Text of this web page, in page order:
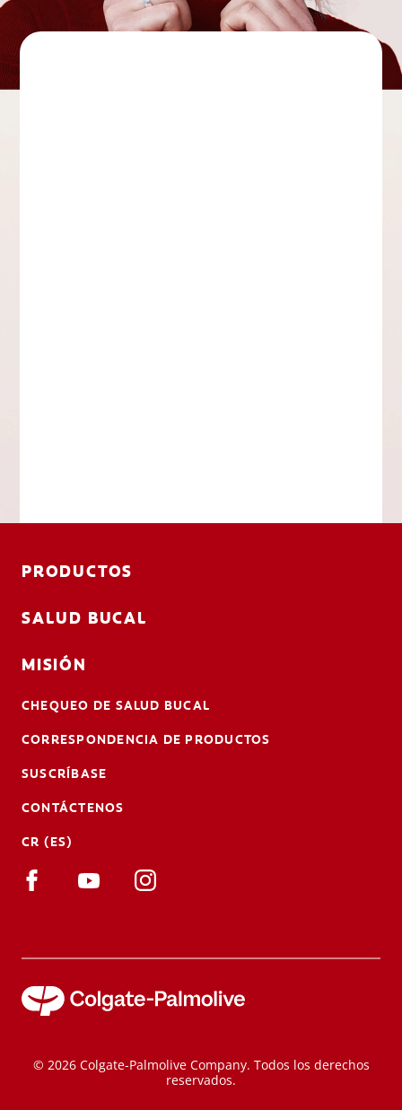
PRODUCTOS
SALUD BUCAL
MISIÓN
CHEQUEO DE SALUD BUCAL
CORRESPONDENCIA DE PRODUCTOS
SUSCRÍBASE
CONTÁCTENOS
CR (ES)
© 2026 Colgate-Palmolive Company. Todos los derechos
reservados.